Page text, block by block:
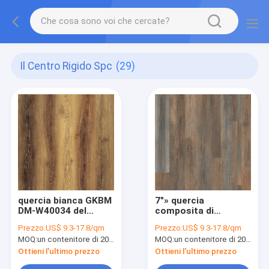
Il Centro Rigido Spc (29)
quercia bianca GKBM
DM-W40034 del
SPC del vinile del
carbone rigido della
plancia
Prezzo:US$ 9.3-17.8/qm
MOQ:un contenitore di 20FT, o 2500 metri quadri;
Ottieni l'ultimo prezzo
7"» quercia
composita di
W40035 dello
Scarabeo del centro
X48 della pietra ultra
sottile rigida di SPC
Prezzo:US$ 9.3-17.8/qm
MOQ:un contenitore di 20FT, o 2500 metri quadri;
Ottieni l'ultimo prezzo